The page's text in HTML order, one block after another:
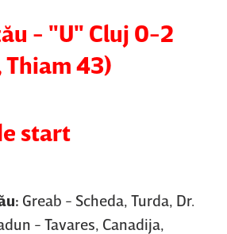
- "U" Cluj 0-2
Thiam 43)
start
Greab - Scheda, Turda, Dr.
- Tavares, Canadija,